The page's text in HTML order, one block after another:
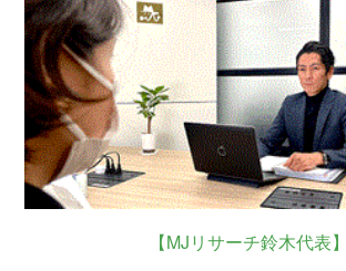
【MJリサーチ鈴木代表】